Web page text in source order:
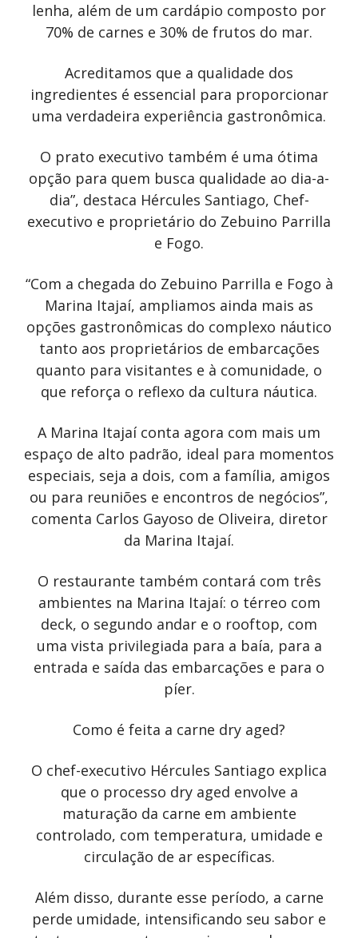
lenha, além de um cardápio composto por
70% de carnes e 30% de frutos do mar.
Acreditamos que a qualidade dos
ingredientes é essencial para proporcionar
uma verdadeira experiência gastronômica.
O prato executivo também é uma ótima
opção para quem busca qualidade ao dia-a-
dia”, destaca Hércules Santiago, Chef-
executivo e proprietário do Zebuino Parrilla
e Fogo.
“Com a chegada do Zebuino Parrilla e Fogo à
Marina Itajaí, ampliamos ainda mais as
opções gastronômicas do complexo náutico
tanto aos proprietários de embarcações
quanto para visitantes e à comunidade, o
que reforça o reflexo da cultura náutica.
A Marina Itajaí conta agora com mais um
espaço de alto padrão, ideal para momentos
especiais, seja a dois, com a família, amigos
ou para reuniões e encontros de negócios”,
comenta Carlos Gayoso de Oliveira, diretor
da Marina Itajaí.
O restaurante também contará com três
ambientes na Marina Itajaí: o térreo com
deck, o segundo andar e o rooftop, com
uma vista privilegiada para a baía, para a
entrada e saída das embarcações e para o
píer.
Como é feita a carne dry aged?
O chef-executivo Hércules Santiago explica
que o processo dry aged envolve a
maturação da carne em ambiente
controlado, com temperatura, umidade e
circulação de ar específicas.
Além disso, durante esse período, a carne
perde umidade, intensificando seu sabor e